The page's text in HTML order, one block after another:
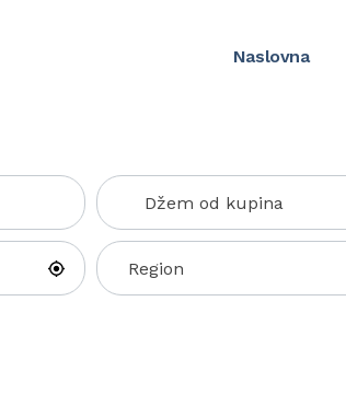
Naslovna
Džem od kupina
Region